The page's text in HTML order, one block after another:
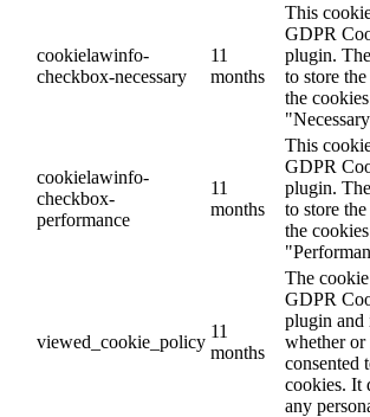
cookielawinfo-
checkbox-necessary
11
months
This
GDPR
plugin.
to store
the
cookielawinfo-
checkbox-
performance
11
months
This
GDPR
plugin.
to store
the
viewed_cookie_policy
11
months
The
GDPR
plugin and
whether or
consented
cookies. It
any